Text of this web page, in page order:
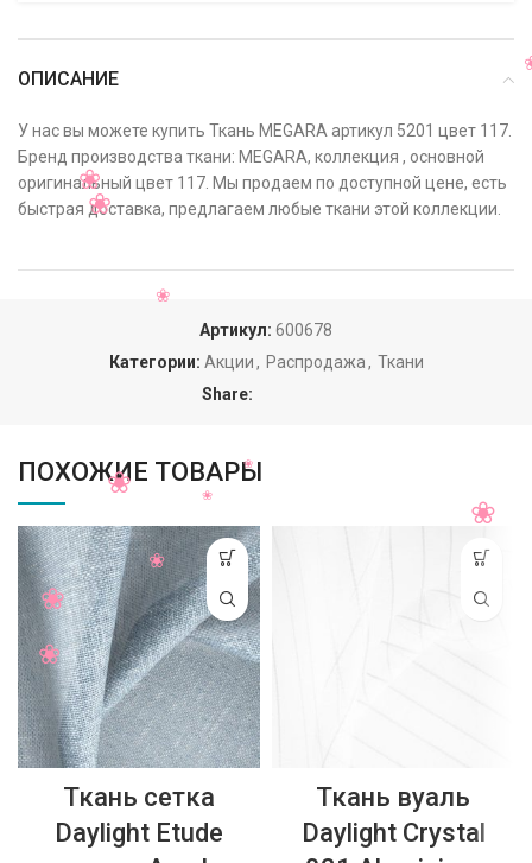
ОПИСАНИЕ
У нас вы можете купить Ткань MEGARA артикул 5201 цвет 117.
Бренд производства ткани: MEGARA, коллекция , основной
оригинальный цвет 117. Мы продаем по доступной цене, есть
быстрая доставка, предлагаем любые ткани этой коллекции.
Артикул: 600678
Категории: Акции, Распродажа, Ткани
Share:
ПОХОЖИЕ ТОВАРЫ
Ткань сетка
Daylight Etude
Ткань вуаль
Daylight Crystal